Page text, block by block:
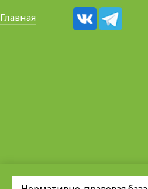
Главная